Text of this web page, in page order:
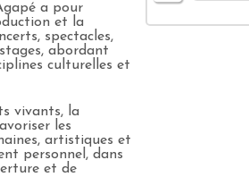
a pour
et la
spectacles,
abordant
culturelles et
vivants, la
les
artistiques et
personnel, dans
et de